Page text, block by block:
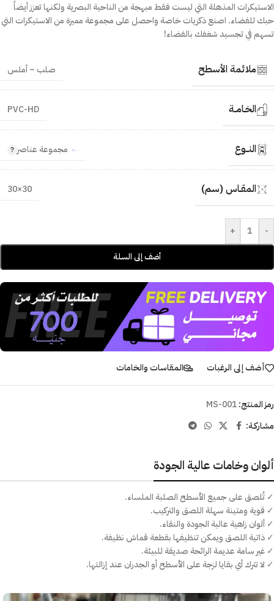
الاستيكرات المذهلة التي ليست فقط مبهجة من الناحية البصرية ولكنها تعزز أيضاً
حبك للفضاء. اصنع ذكريات خاصة واحصل على مجموعة مميزة من الاستيكرات التي
تسهم في تجسيد شغفك بالفضاء!
ملائمة الأسطح صلب – أملس
الخـامــة PVC-HD
النــوع مجموعة عناصر
المقـاس (سم) 30×30
-
+
أضف إلى السلة
أضف إلى الرغبات المقاسات والخامات
رمز المنتج:MS-001
مشاركـة:
ألوان وخامات عالية الجودة
✓ تُلصق على جميع الأسطح الصلبة الملساء.
✓ قوية ومتينة سهلة اللصق والتركيب.
✓ ألوان زاهية عالية الجودة والنقاء.
✓ ذاتية اللصق ويمكن تنظيفها بقطعة قماش نظيفة.
✓ غير سامة عديمة الرائحة صديقة للبيئة.
✓ لا تترك أي بقايا لزجة على الأسطح أو الجدران عند إزالتها.